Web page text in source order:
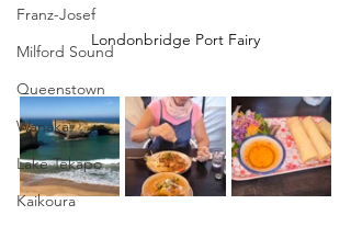
Franz-Josef
Milford Sound
Queenstown
Wanaka
Lake Tekapo
Kaikoura
Londonbridge Port Fairy